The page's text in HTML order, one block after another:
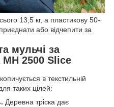
13,5 кг, а пластикову 50-
або відчепити за
мульчі за
2500 Slice
в текстильній
таких цілей:
Деревна тріска дає